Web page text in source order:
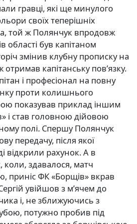
гравці, які ще минулого
своїх теперішніх
той ж Полянчук впродовж
області був капітаном
змінив клубну прописку на
отримав капітанську пов’язку.
і професіонал на повну
проти колишнього
показував приклад іншим
і став головною дійовою
полі. Спершу Полянчук
передачу, після якої
відкрили рахунок. А в
здавалося, матч
приніс ФК «Борщів» вкрав
увійшов з м’ячем до
і, не зближуючись з
потужно пробив під